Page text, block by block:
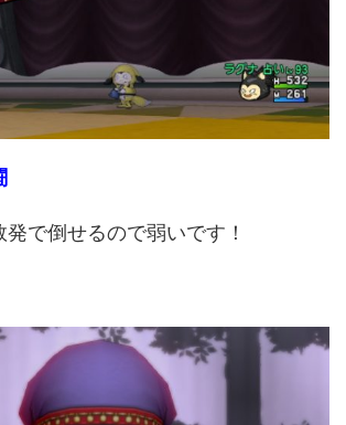
で倒せるので弱いです！